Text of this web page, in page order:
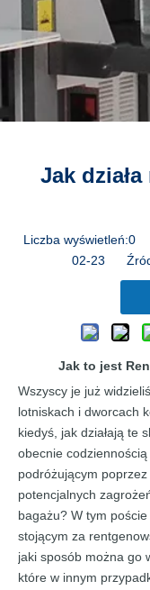
Jak
Liczba wyświetleń:0
02-23
Jak to jest
Wszyscy je już
lotniskach i dworcach
kiedyś, jak działają te
obecnie
podróżującym
potencjalnych
bagażu? W tym
stojącym za
jaki sposób można go
które w innym